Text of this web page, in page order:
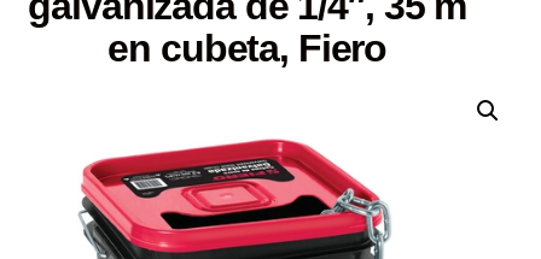
en cubeta, Fiero